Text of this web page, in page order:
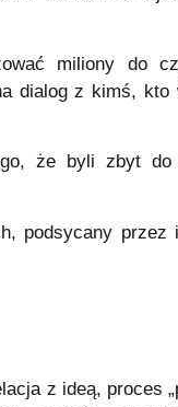
miliony do
dialog z kimś,
że byli zbyt
podsycany
z ideą, proces